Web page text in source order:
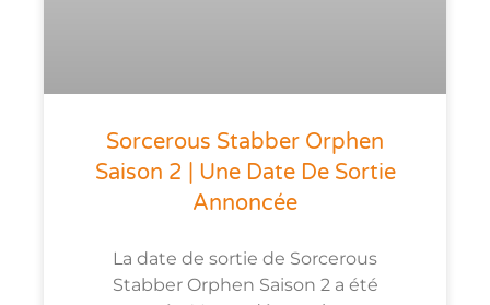
Sorcerous Stabber Orphen
Saison 2 | Une Date De Sortie
Annoncée
La date de sortie de Sorcerous
Stabber Orphen Saison 2 a été